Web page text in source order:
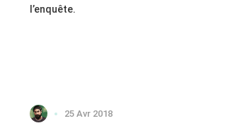
l’enquête.
25 Avr 2018